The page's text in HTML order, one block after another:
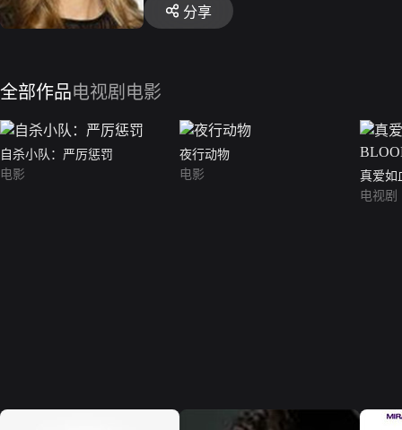
分享
全部作品电视剧 电影
自杀小队：严厉惩罚
电影
夜行动物
电影
真爱如
电视剧